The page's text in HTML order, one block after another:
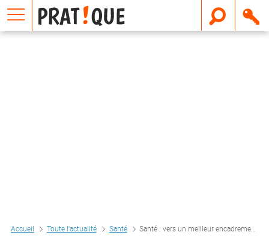
Accueil Toute l'actualité Santé Santé : vers un meilleur encadrement du blanchiment des dents
E
m
a